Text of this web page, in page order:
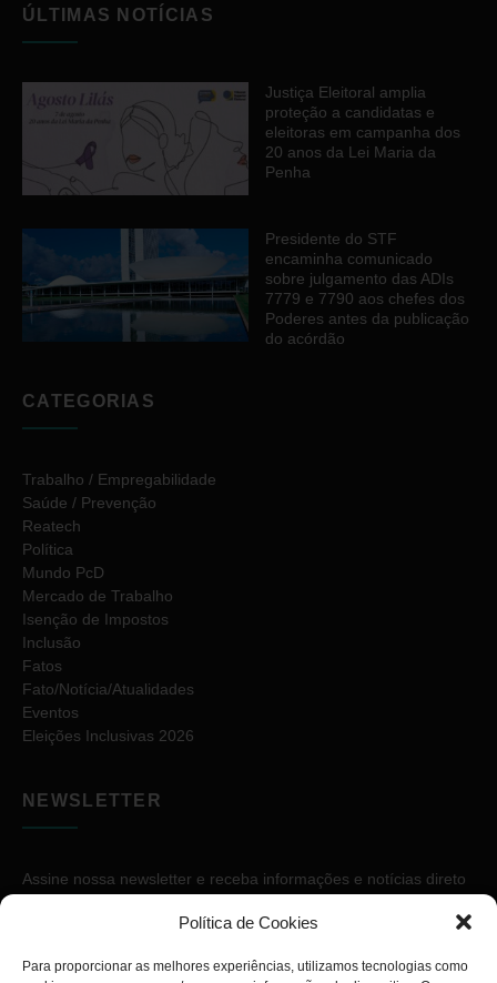
Política de Cookies
Para proporcionar as melhores experiências, utilizamos tecnologias como
ÚLTIMAS NOTÍCIAS
Justiça Eleitoral amplia
proteção a candidatas e
eleitoras em campanha dos
20 anos da Lei Maria da
Penha
Presidente do STF
encaminha comunicado
sobre julgamento das ADIs
7779 e 7790 aos chefes dos
Poderes antes da publicação
do acórdão
CATEGORIAS
Trabalho / Empregabilidade
Saúde / Prevenção
Reatech
Política
Mundo PcD
Mercado de Trabalho
Isenção de Impostos
Inclusão
Fatos
Fato/Notícia/Atualidades
Eventos
Eleições Inclusivas 2026
NEWSLETTER
Assine nossa newsletter e receba informações e notícias direto